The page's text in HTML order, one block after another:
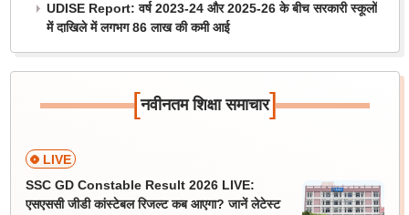
UDISE Report: वर्ष 2023-24 और 2025-26 के बीच सरकारी स्कूलों
में दाखिले में लगभग 86 लाख की कमी आई
[नवीनतम शिक्षा समाचार]
LIVE
SSC GD Constable Result 2026 LIVE:
एसएससी जीडी कांस्टेबल रिजल्ट कब आएगा? जानें लेटेस्ट